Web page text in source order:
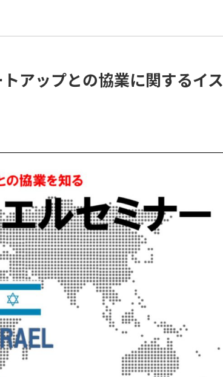
アップとの協業に関するイス